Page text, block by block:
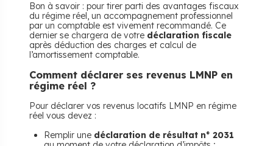
Bon à savoir : pour tirer parti des avantages fiscaux
du régime réel, un accompagnement professionnel
par un comptable est vivement recommandé. Ce
dernier se chargera de votre déclaration fiscale
après déduction des charges et calcul de
l’amortissement comptable.
Comment déclarer ses revenus LMNP en
régime réel ?
Pour déclarer vos revenus locatifs LMNP en régime
réel vous devez :
Remplir une déclaration de résultat n° 2031